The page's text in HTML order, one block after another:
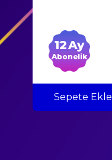
12
Abonelik
Sepete Ekle